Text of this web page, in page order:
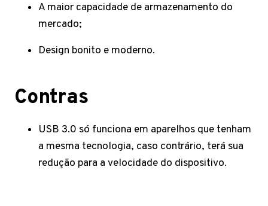
A maior capacidade de armazenamento do
mercado;
Design bonito e moderno.
Contras
USB 3.0 só funciona em aparelhos que tenham
a mesma tecnologia, caso contrário, terá sua
redução para a velocidade do dispositivo.